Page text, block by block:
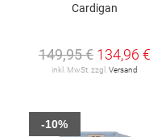
Cardigan
149,95 € 134,96 €
inkl. MwSt. zzgl.Versand
-10%